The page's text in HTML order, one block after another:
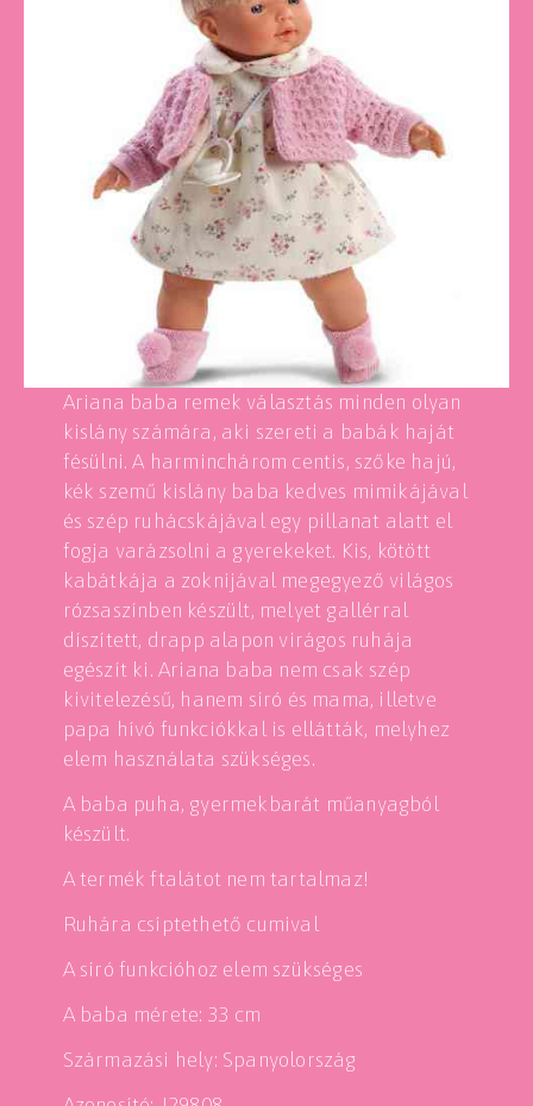
Ariana baba remek választás minden olyan
kislány számára, aki szereti a babák haját
fésülni. A harminchárom centis, szőke hajú,
kék szemű kislány baba kedves mimikájával
és szép ruhácskájával egy pillanat alatt el
fogja varázsolni a gyerekeket. Kis, kötött
kabátkája a zoknijával megegyező világos
rózsaszínben készült, melyet gallérral
díszített, drapp alapon virágos ruhája
egészít ki. Ariana baba nem csak szép
kivitelezésű, hanem síró és mama, illetve
papa hívó funkciókkal is ellátták, melyhez
elem használata szükséges.
A baba puha, gyermekbarát műanyagból
készült.
A termék ftalátot nem tartalmaz!
Ruhára csíptethető cumival
A síró funkcióhoz elem szükséges
A baba mérete: 33 cm
Származási hely: Spanyolország